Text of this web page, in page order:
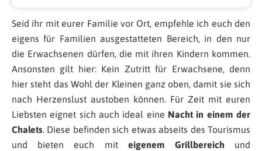
Seid ihr mit eurer Familie vor Ort, empfehle ich euch den
eigens für Familien ausgestatteten Bereich, in den nur
die Erwachsenen dürfen, die mit ihren Kindern kommen.
Ansonsten gilt hier: Kein Zutritt für Erwachsene, denn
hier steht das Wohl der Kleinen ganz oben, damit sie sich
nach Herzenslust austoben können. Für Zeit mit euren
Liebsten eignet sich auch ideal eine Nacht in einem der
Chalets. Diese befinden sich etwas abseits des Tourismus
und bieten euch mit eigenem Grillbereich und